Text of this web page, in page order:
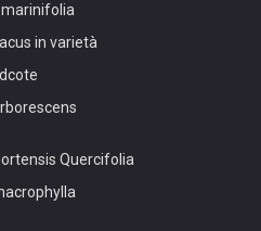
in varietà
Quercifolia